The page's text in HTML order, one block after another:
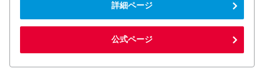
詳細ページ
公式ページ